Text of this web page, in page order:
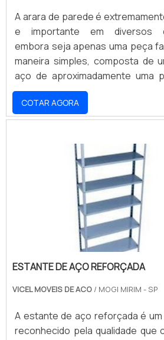
A arara de parede é
e importante em diversos
embora seja apenas uma peça
maneira simples, composta de
aço de aproximadamente uma
largura de 90cm a 1.20 de
variando em pequenas
dependendo do modelo
modelos de arara para a
parede oferecem praticidade no
de instalação, realizada
auxílio de parafusos adequados
COTAR AGORA
ESTANTE DE AÇO REFORÇADA
VICEL MOVEIS DE ACO / MOGI MIRIM - SP
A estante de aço reforçada é
reconhecido pela qualidade que